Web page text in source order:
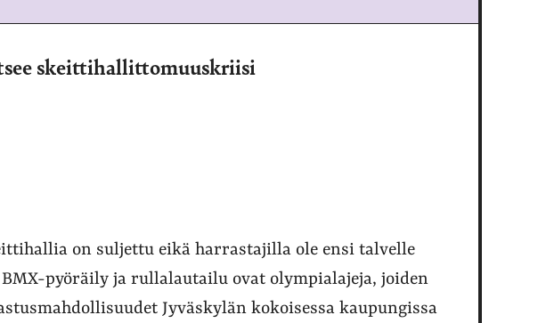
skeittihallittomuuskriisi
on suljettu eikä harrastajilla ole ensi talvelle
pyöräily ja rullalautailu ovat olympialajeja, joiden
Jyväskylän kokoisessa kaupungissa